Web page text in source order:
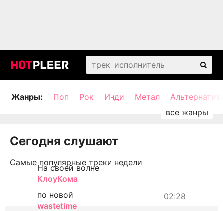
Жанры: Поп Рок Инди Метал
Сегодня слушают
Самые популярные треки недели
На своей волне
КлоуКома
02:28
по новой
wastetime